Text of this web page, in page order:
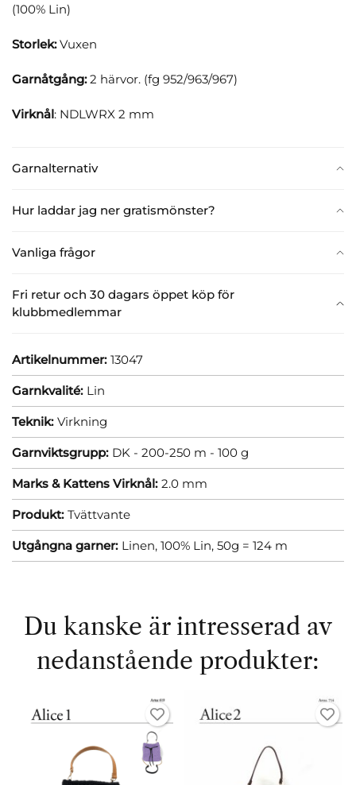
Garnalternativ
Hur laddar jag ner gratismönster?
Vanliga frågor
Fri retur och 30 dagars öppet köp för
klubbmedlemmar
(100% Lin)
Storlek:Vuxen
Garnåtgång:2 härvor. (fg 952/963/967)
Virknål: NDLWRX 2 mm
Artikelnummer: 13047
Garnkvalité: Lin
Teknik: Virkning
Garnviktsgrupp: DK - 200-250 m - 100 g
Marks & Kattens Virknål: 2.0 mm
Produkt: Tvättvante
Utgångna garner: Linen, 100% Lin, 50g = 124 m
Du kanske är intresserad av
nedanstående produkter: